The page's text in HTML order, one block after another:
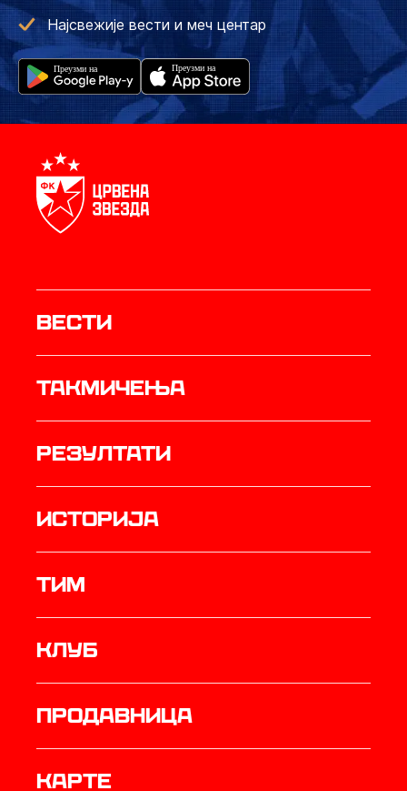
Најсвежије вести и меч центар
Вести
Такмичења
резултати
историја
ТИМ
Клуб
продавница
Карте